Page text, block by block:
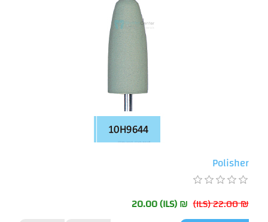
Polisher
₪ 22.00 (ILS)
₪ 20.00 (ILS)